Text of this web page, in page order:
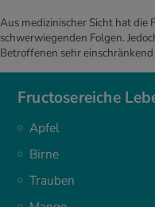
Fructosereiche
Apfel
Birne
Trauben
Aus medizinischer Sicht hat
schwerwiegenden Folgen.
Betroffenen sehr einschränkend